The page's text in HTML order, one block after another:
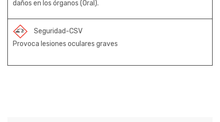
daños en los órganos (Oral).
Seguridad-CSV
Provoca lesiones oculares graves